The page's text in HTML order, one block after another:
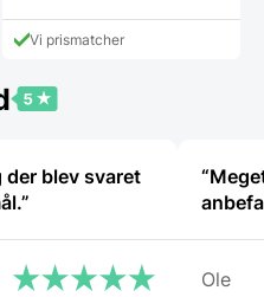
var:
79,00 DKK.
aktuelle
prisVi prismatcher
der blev svaret
Ole